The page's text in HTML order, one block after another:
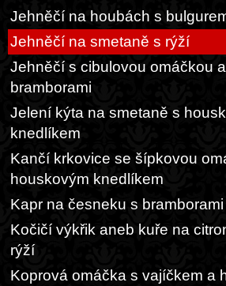
Jehněčí na houbách s
Jehněčí na smetaně s rýží
Jehněčí s cibulovou omáčkou
bramborami
Jelení kýta na smetaně s
knedlíkem
Kančí krkovice se šípkovou
houskovým knedlíkem
Kapr na česneku s bramborami
Kočičí výkřik aneb kuře na
rýží
Koprová omáčka s vajíčkem a